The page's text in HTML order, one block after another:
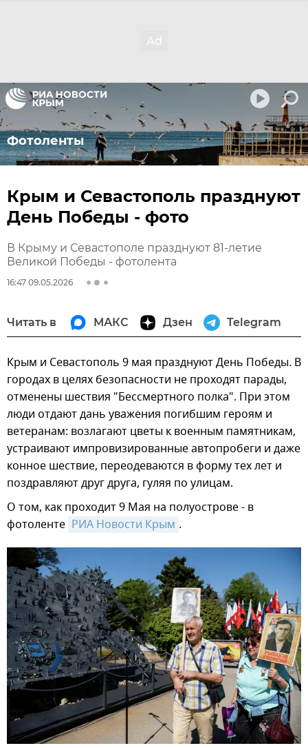
Фотоленты
Крым и Севастополь празднуют
День Победы - фото
В Крыму и Севастополе празднуют 81-летие
Великой Победы - фотолента
16:47 09.05.2026
Читать в МАКС Дзен Telegram
Крым и Севастополь 9 мая празднуют День Победы. В
городах в целях безопасности не проходят парады,
отменены шествия "Бессмертного полка". При этом
люди отдают дань уважения погибшим героям и
ветеранам: возлагают цветы к военным памятникам,
устраивают импровизированные автопробеги и даже
конное шествие, переодеваются в форму тех лет и
поздравляют друг друга, гуляя по улицам.
О том, как проходит 9 Мая на полуострове - в
фотоленте РИА Новости Крым .